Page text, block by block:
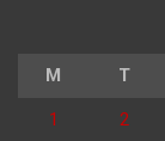
M T
1 2